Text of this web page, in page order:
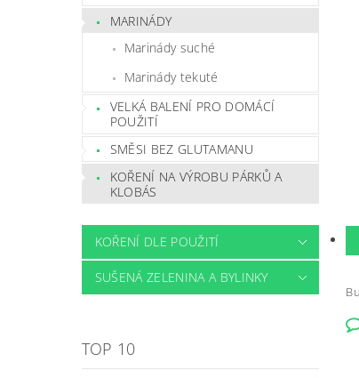
MARINÁDY
Marinády suché
Marinády tekuté
VELKÁ BALENÍ PRO DOMÁCÍ
POUŽITÍ
SMĚSI BEZ GLUTAMANU
KOŘENÍ NA VÝROBU PÁRKŮ A
KLOBÁS
KOŘENÍ DLE POUŽITÍ
SUŠENÁ ZELENINA A BYLINKY
TOP 10